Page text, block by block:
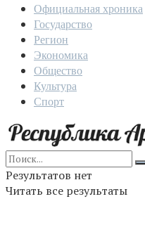
Официальная хроника
Государство
Регион
Экономика
Общество
Культура
Спорт
Результатов нет
Читать все результаты